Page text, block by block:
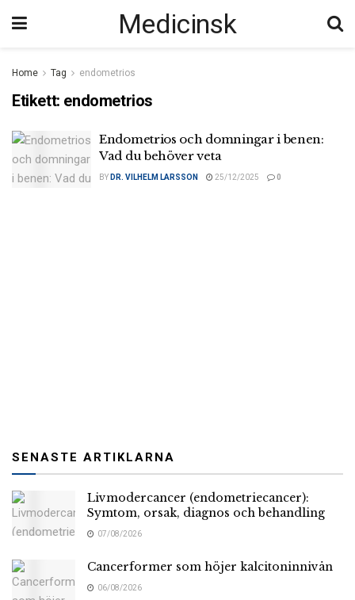
Medicinsk
Home Tag endometrios
Etikett: endometrios
Endometrios och domningar i benen:
Vad du behöver veta
BY DR. VILHELM LARSSON 25/12/2025 0
SENASTE ARTIKLARNA
Livmodercancer (endometriecancer):
Symtom, orsak, diagnos och behandling
07/08/2026
Cancerformer som höjer kalcitoninnivån
06/08/2026